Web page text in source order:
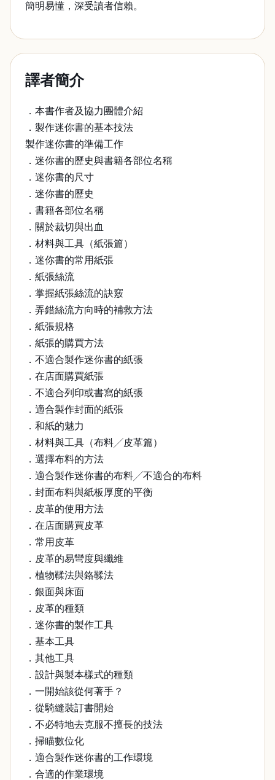
簡明易懂，深受讀者信賴。
譯者簡介
．本書作者及協力團體介紹
．製作迷你書的基本技法
製作迷你書的準備工作
．迷你書的歷史與書籍各部位名稱
．迷你書的尺寸
．迷你書的歷史
．書籍各部位名稱
．關於裁切與出血
．材料與工具（紙張篇）
．迷你書的常用紙張
．紙張絲流
．掌握紙張絲流的訣竅
．弄錯絲流方向時的補救方法
．紙張規格
．紙張的購買方法
．不適合製作迷你書的紙張
．在店面購買紙張
．不適合列印或書寫的紙張
．適合製作封面的紙張
．和紙的魅力
．材料與工具（布料╱皮革篇）
．選擇布料的方法
．適合製作迷你書的布料╱不適合的布料
．封面布料與紙板厚度的平衡
．皮革的使用方法
．在店面購買皮革
．常用皮革
．皮革的易彎度與纖維
．植物鞣法與鉻鞣法
．銀面與床面
．皮革的種類
．迷你書的製作工具
．基本工具
．其他工具
．設計與製本樣式的種類
．一開始該從何著手？
．從騎縫裝訂書開始
．不必特地去克服不擅長的技法
．掃瞄數位化
．適合製作迷你書的工作環境
．合適的作業環境